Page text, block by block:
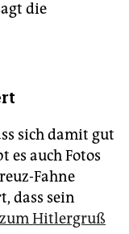
die
sich damit gut
es auch Fotos
Fahne
dass sein
Hitlergruß